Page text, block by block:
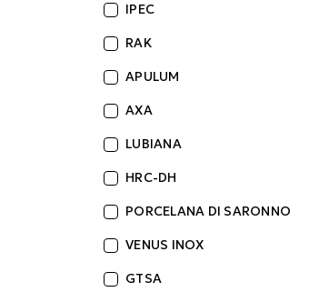
IPEC
RAK
APULUM
AXA
LUBIANA
HRC-DH
PORCELANA DI SARONNO
VENUS INOX
GTSA